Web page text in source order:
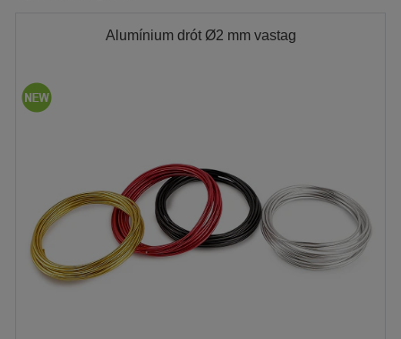
Alumínium drót Ø2 mm vastag